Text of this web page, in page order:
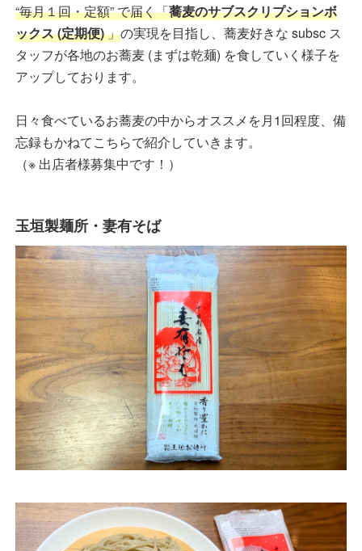
“毎月１回・定額” で届く「蕎麦のサブスクリプションボ
ックス (定期便)」の実現を目指し、蕎麦好きな subsc ス
タッフが各地のお蕎麦 (まずは乾麺) を食していく様子を
アップしております。
日々食べているお蕎麦の中からオススメを月1回程度、備
忘録もかねてこちらで紹介していきます。
（※ 出店者様募集中です！）
玉垣製麺所・妻有そば